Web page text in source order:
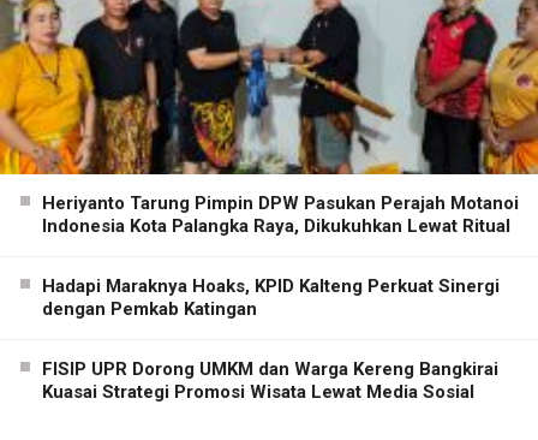
Heriyanto Tarung Pimpin DPW Pasukan Perajah Motanoi
Indonesia Kota Palangka Raya, Dikukuhkan Lewat Ritual
Hadapi Maraknya Hoaks, KPID Kalteng Perkuat Sinergi
dengan Pemkab Katingan
FISIP UPR Dorong UMKM dan Warga Kereng Bangkirai
Kuasai Strategi Promosi Wisata Lewat Media Sosial